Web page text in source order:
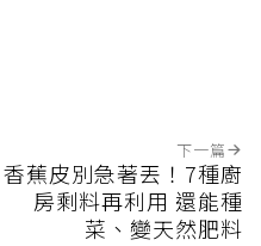
下一篇
香蕉皮別急著丟！7種廚
房剩料再利用 還能種
菜、變天然肥料